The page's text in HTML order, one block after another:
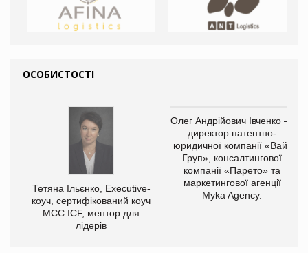
ОСОБИСТОСТІ
Тетяна Ільєнко, Executive-
коуч, сертифікований коуч
МСС ICF, ментор для
лідерів
Олег Андрійович Івченко —
директор патентно-
юридичної компанії «Вайз
Груп», консалтингової
компанії «Парето» та
маркетингової агенції
Myka Agency.